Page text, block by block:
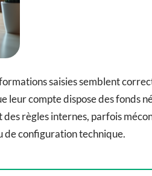
saisies semblent
leur compte dispose des fonds
règles internes, parfois
de configuration technique.